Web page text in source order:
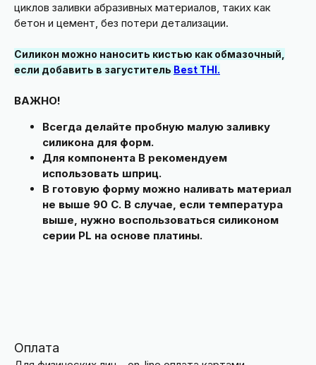
циклов заливки абразивных материалов, таких как
бетон и цемент, без потери детализации.
Силикон можно наносить кистью как обмазочный,
если добавить в загуститель Best THI.
ВАЖНО!
Всегда делайте пробную малую заливку
силикона для форм.
Для компонента B рекомендуем
использовать шприц.
В готовую форму можно наливать материал
не выше 90 С. В случае, если температура
выше, нужно воспользоваться силиконом
серии PL на основе платины.
Оплата